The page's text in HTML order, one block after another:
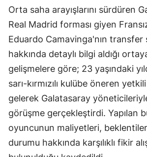
Orta saha arayışlarını sürdüren
Real Madrid forması giyen
Eduardo Camavinga'nın transfer
hakkında detaylı bilgi aldığı
gelişmelere göre; 23 yaşındaki
sarı-kırmızılı kulübe öneren
gelerek Galatasaray
görüşme gerçekleştirdi. Yapılan
oyuncunun maliyetleri,
durumu hakkında karşılıklı fikir